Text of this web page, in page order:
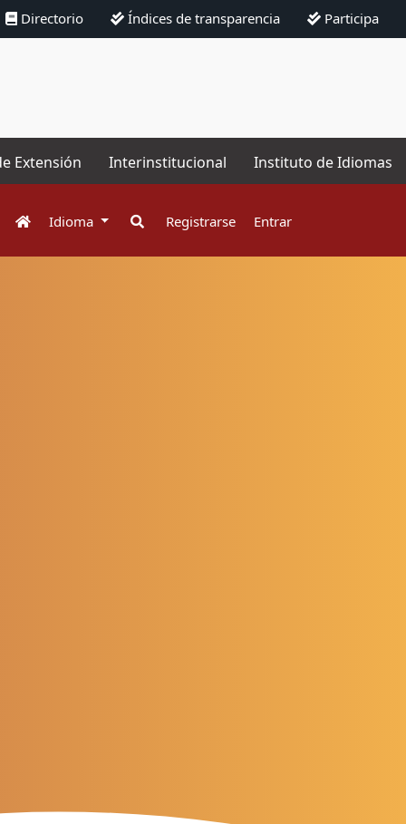
Directorio Índices de transparencia Participa
Extensión Interinstitucional Instituto de Idiomas
Idioma Registrarse Entrar